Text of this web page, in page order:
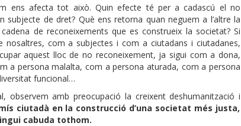
ens afecta tot això. Quin efecte té per a cadascú el no
subjecte de dret? Què ens retorna quan neguem a l’altre la
de reconeixements que es construeix la societat? Si
nosaltres, com a subjectes i com a ciutadans i ciutadanes,
aquest lloc de no reconeixement, ja sigui com a dona,
a persona malalta, com a persona aturada, com a persona
funcional…
observem amb preocupació la creixent deshumanització i
ciutadà en la construcció d’una societat més justa,
cabuda tothom.